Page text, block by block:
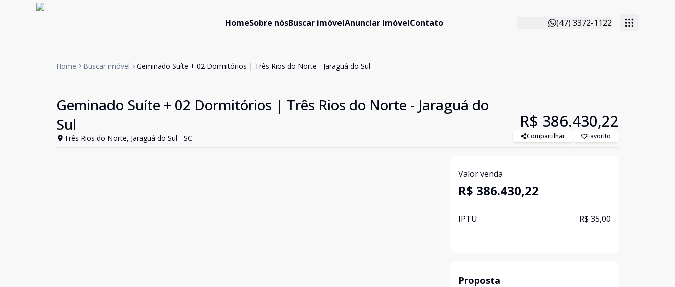
HomeSobre nósBuscar imóvelAnunciar imóvelContato (47) 3372-1122
Home Buscar imóvel Geminado Suíte + 02 Dormitórios | Três Rios do Norte - Jaraguá do Sul
Geminado Suíte + 02 Dormitórios | Três Rios do Norte - Jaraguá do
Sul
Três Rios do Norte, Jaraguá do Sul - SC
R$ 386.430,22
Compartilhar Favorito
Valor venda
R$ 386.430,22
IPTU R$ 35,00
Proposta